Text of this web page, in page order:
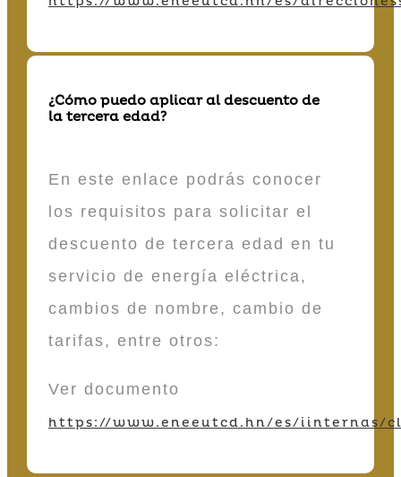
¿Cómo puedo aplicar al descuento de
la tercera edad?
En este enlace podrás conocer
los requisitos para solicitar el
descuento de tercera edad en tu
servicio de energía eléctrica,
cambios de nombre, cambio de
tarifas, entre otros:
Ver documento
https://www.eneeutcd.hn/es/iinternas/